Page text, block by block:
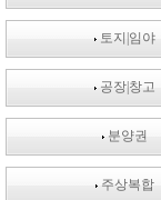
토지|임야
공장|창고
분양권
주상복합